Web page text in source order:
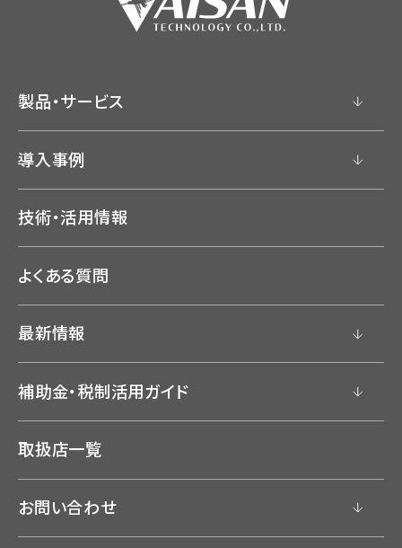
製品・サービス
導入事例
技術・活用情報
よくある質問
最新情報
補助金・税制活用ガイド
取扱店一覧
お問い合わせ